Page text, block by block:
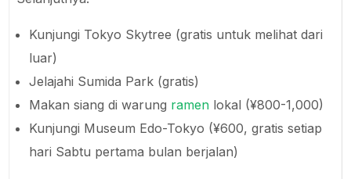
Kunjungi Tokyo Skytree (gratis untuk melihat dari
luar)
Jelajahi Sumida Park (gratis)
Makan siang di warung ramen lokal (¥800-1,000)
Kunjungi Museum Edo-Tokyo (¥600, gratis setiap
hari Sabtu pertama bulan berjalan)